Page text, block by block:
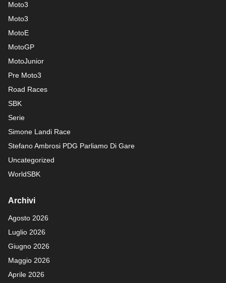
Moto3
Moto3
MotoE
MotoGP
MotoJunior
Pre Moto3
Road Races
SBK
Serie
Simone Landi Race
Stefano Ambrosi PDG Parliamo Di Gare
Uncategorized
WorldSBK
Archivi
Agosto 2026
Luglio 2026
Giugno 2026
Maggio 2026
Aprile 2026